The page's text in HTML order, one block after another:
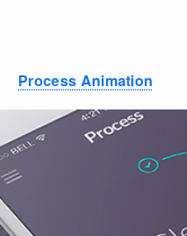
Process Animation